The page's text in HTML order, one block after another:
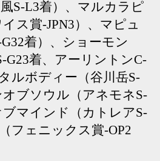
ーポリシー
Copyright © CARROTCLUB